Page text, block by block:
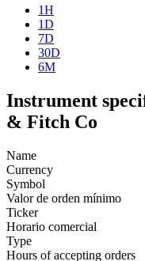
1H
1D
7D
30D
6M
Instrument
& Fitch Co
Name
Currency
Symbol
Valor de orden mínimo
Ticker
Horario comercial
Type
Hours of accepting orders